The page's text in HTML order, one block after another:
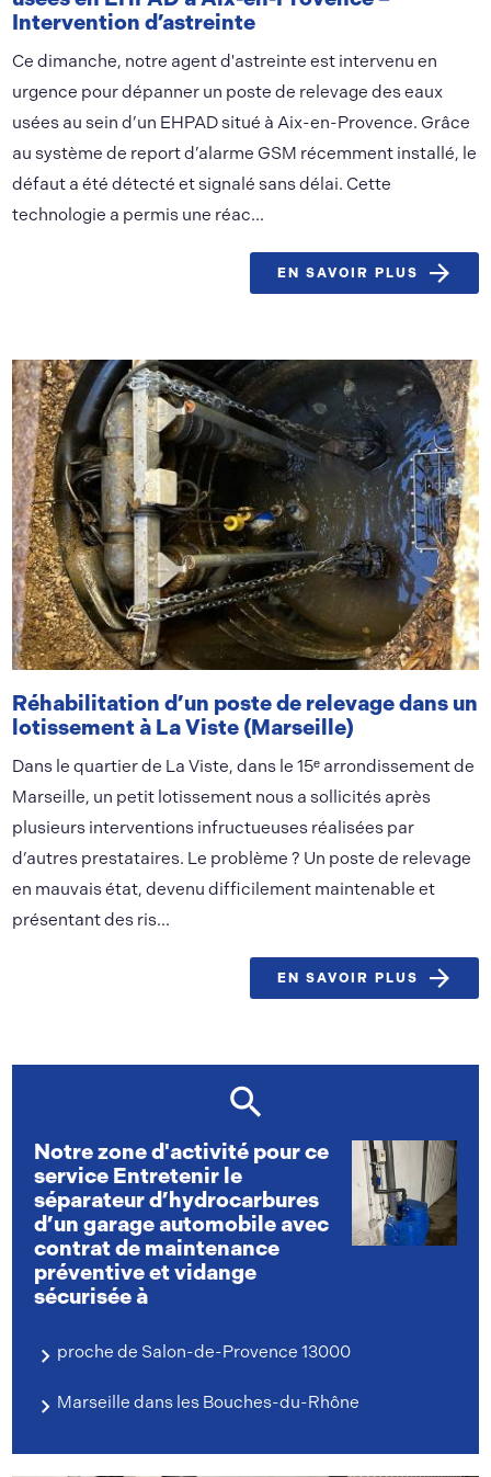
Intervention d’astreinte
Ce dimanche, notre agent d'astreinte est intervenu en
urgence pour dépanner un poste de relevage des eaux
usées au sein d’un EHPAD situé à Aix-en-Provence. Grâce
au système de report d’alarme GSM récemment installé, le
défaut a été détecté et signalé sans délai. Cette
technologie a permis une réac...
EN SAVOIR PLUS
Réhabilitation d’un poste de relevage dans un
lotissement à La Viste (Marseille)
Dans le quartier de La Viste, dans le 15ᵉ arrondissement de
Marseille, un petit lotissement nous a sollicités après
plusieurs interventions infructueuses réalisées par
d’autres prestataires. Le problème ? Un poste de relevage
en mauvais état, devenu difficilement maintenable et
présentant des ris...
EN SAVOIR PLUS
Notre zone d'activité pour ce
service Entretenir le
séparateur d’hydrocarbures
d’un garage automobile avec
contrat de maintenance
préventive et vidange
sécurisée à
proche de Salon-de-Provence 13000
Marseille dans les Bouches-du-Rhône